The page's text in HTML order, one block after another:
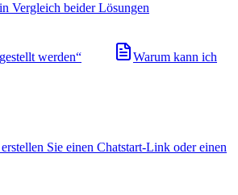
Vergleich beider Lösungen
werden“
Warum kann ich
erstellen Sie einen Chatstart-Link oder einen